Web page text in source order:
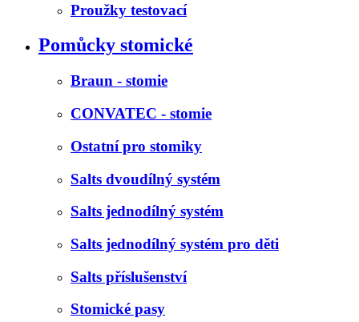
Proužky testovací
Pomůcky stomické
Braun - stomie
CONVATEC - stomie
Ostatní pro stomiky
Salts dvoudílný systém
Salts jednodílný systém
Salts jednodílný systém pro děti
Salts příslušenství
Stomické pasy